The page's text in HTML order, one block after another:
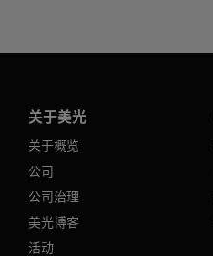
关于美光
关于概览
公司
公司治理
美光博客
活动